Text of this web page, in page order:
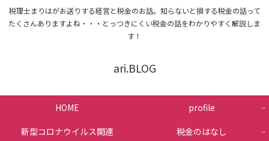
税理士まりはがお送りする経営と税金のお話。知らないと損する税金の話って
たくさんありますよね・・・とっつきにくい税金の話をわかりやすく解説しま
す！
ari.BLOG
HOME
profile
新型コロナウイルス関連
税金のはなし